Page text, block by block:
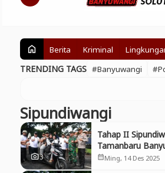
home Berita Kriminal
TRENDING TAGS #Banyuwangi
Sipundiwangi
photo_camera3
Tahap II
Tamanbaru
Undian Motor
calendar_monthMing, 14 Des 2025